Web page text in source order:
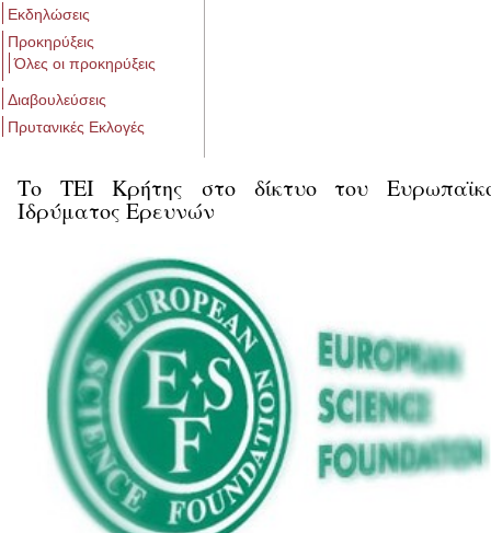
Εκδηλώσεις
Προκηρύξεις
Όλες οι προκηρύξεις
Διαβουλεύσεις
Πρυτανικές Εκλογές
Το ΤΕΙ Κρήτης στο δίκτυο του
Ιδρύματος Ερευνών